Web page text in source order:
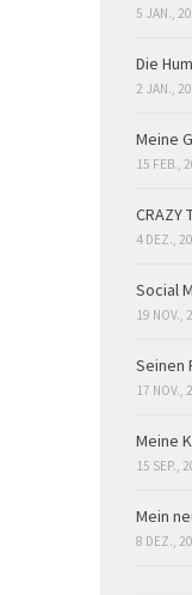
5 JAN.,
Die
2 JAN.,
Meine
15 FEB.,
CRAZY
4 DEZ.,
Social
19 NOV.,
Seinen
17 NOV.,
Meine
15 SEP.,
Mein
8 DEZ.,